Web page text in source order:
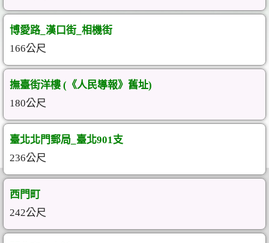
博愛路_漢口街_相機街
166公尺
撫臺街洋樓 (《人民導報》舊址)
180公尺
臺北北門郵局_臺北901支
236公尺
西門町
242公尺